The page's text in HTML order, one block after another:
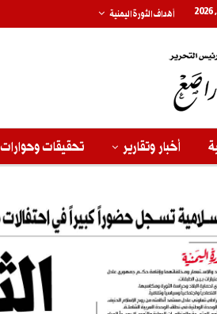
أهداف الثورة اليمنية
أخبار وتقارير تحقيقات وحوارات